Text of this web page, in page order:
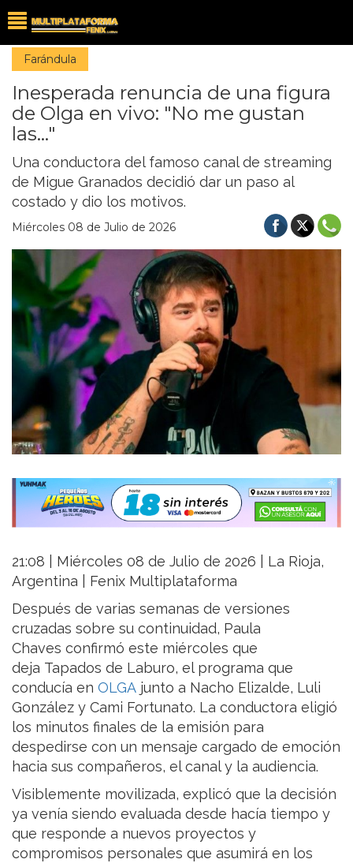
Farándula
Inesperada renuncia de una figura
de Olga en vivo: "No me gustan
las..."
Una conductora del famoso canal de streaming
de Migue Granados decidió dar un paso al
costado y dio los motivos.
Miércoles 08 de Julio de 2026
21:08 | Miércoles 08 de Julio de 2026 | La Rioja,
Argentina | Fenix Multiplataforma
Después de varias semanas de versiones
cruzadas sobre su continuidad, Paula
Chaves confirmó este miércoles que
deja Tapados de Laburo, el programa que
conducía en OLGA junto a Nacho Elizalde, Luli
González y Cami Fortunato. La conductora eligió
los minutos finales de la emisión para
despedirse con un mensaje cargado de emoción
hacia sus compañeros, el canal y la audiencia.
Visiblemente movilizada, explicó que la decisión
ya venía siendo evaluada desde hacía tiempo y
que responde a nuevos proyectos y
compromisos personales que asumirá en los